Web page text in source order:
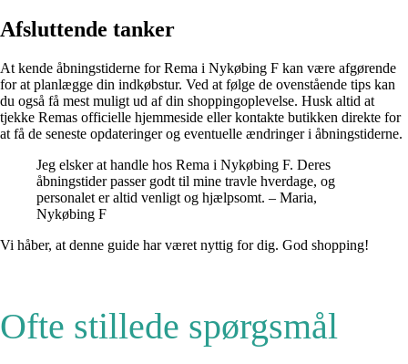
Afsluttende tanker
At kende åbningstiderne for Rema i Nykøbing F kan være afgørende
for at planlægge din indkøbstur. Ved at følge de ovenstående tips kan
du også få mest muligt ud af din shoppingoplevelse. Husk altid at
tjekke Remas officielle hjemmeside eller kontakte butikken direkte for
at få de seneste opdateringer og eventuelle ændringer i åbningstiderne.
Jeg elsker at handle hos Rema i Nykøbing F. Deres
åbningstider passer godt til mine travle hverdage, og
personalet er altid venligt og hjælpsomt. – Maria,
Nykøbing F
Vi håber, at denne guide har været nyttig for dig. God shopping!
Ofte stillede spørgsmål